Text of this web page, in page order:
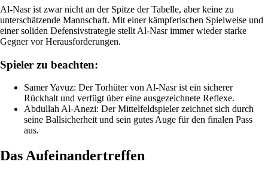
Al-Nasr ist zwar nicht an der Spitze der Tabelle, aber keine zu
unterschätzende Mannschaft. Mit einer kämpferischen Spielweise und
einer soliden Defensivstrategie stellt Al-Nasr immer wieder starke
Gegner vor Herausforderungen.
Spieler zu beachten:
Samer Yavuz: Der Torhüter von Al-Nasr ist ein sicherer
Rückhalt und verfügt über eine ausgezeichnete Reflexe.
Abdullah Al-Anezi: Der Mittelfeldspieler zeichnet sich durch
seine Ballsicherheit und sein gutes Auge für den finalen Pass
aus.
Das Aufeinandertreffen